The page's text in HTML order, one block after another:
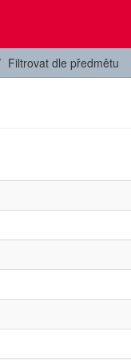
Filtrovat dle předmětu